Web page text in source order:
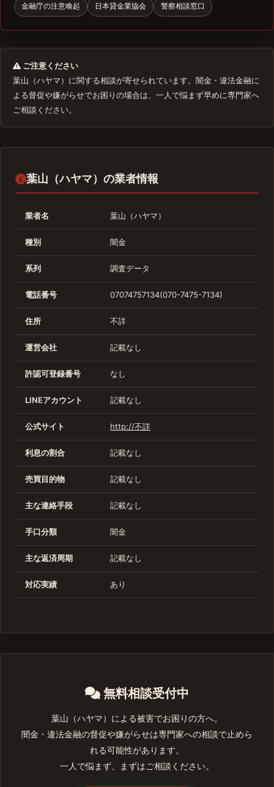
金融庁の注意喚起 日本貸金業協会 警察相談窓口
ご注意ください
葉山（ハヤマ）に関する相談が寄せられています。闇金・違法金融に
よる督促や嫌がらせでお困りの場合は、一人で悩まず早めに専門家へ
ご相談ください。
葉山（ハヤマ）の業者情報
業者名 葉山（ハヤマ）
種別 闇金
系列 調査データ
電話番号 07074757134(070-7475-7134)
住所 不詳
運営会社 記載なし
許認可登録番号 なし
LINEアカウント 記載なし
公式サイト http://不詳
利息の割合 記載なし
売買目的物 記載なし
主な連絡手段 記載なし
手口分類 闇金
主な返済周期 記載なし
対応実績 あり
無料相談受付中
葉山（ハヤマ）による被害でお困りの方へ。
闇金・違法金融の督促や嫌がらせは専門家への相談で止めら
れる可能性があります。
一人で悩まず、まずはご相談ください。